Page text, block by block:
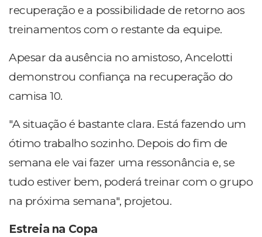
recuperação e a possibilidade de retorno aos
treinamentos com o restante da equipe.
Apesar da ausência no amistoso, Ancelotti
demonstrou confiança na recuperação do
camisa 10.
"A situação é bastante clara. Está fazendo um
ótimo trabalho sozinho. Depois do fim de
semana ele vai fazer uma ressonância e, se
tudo estiver bem, poderá treinar com o grupo
na próxima semana", projetou.
Estreia na Copa